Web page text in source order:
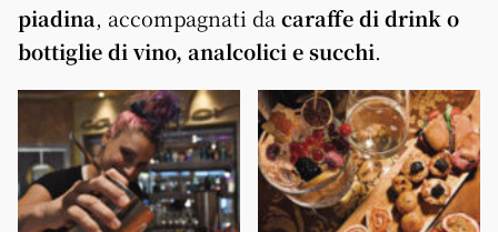
piadina, accompagnati da caraffe di drink o
bottiglie di vino, analcolici e succhi.